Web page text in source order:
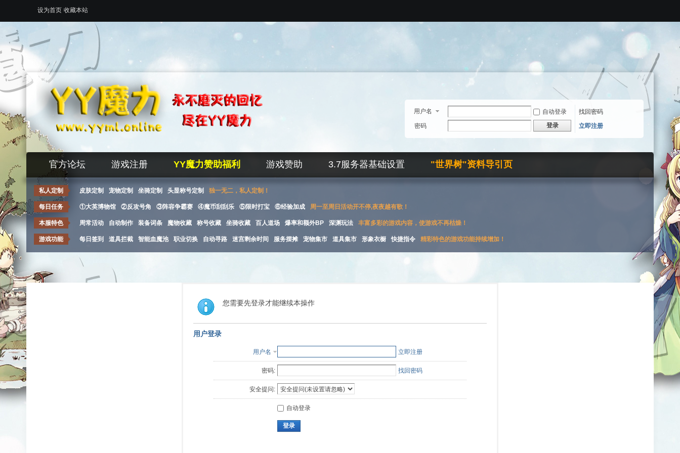
设为首页 收藏本站
用户名 自动登录
找回密码
密码
登录 立即注册
官方论坛 游戏注册 YY魔力赞助福利 游戏赞助 3.7服务器基础设置 "世界树"资料导引页
私人定制 皮肤定制 宠物定制 坐骑定制 头显称号定制 独一无二，私人定制！
每日任务 ①大英博物馆 ②反攻号角 ③阵容争霸赛 ④魔币刮刮乐 ⑤限时打宝 ⑥经验加成 周一至周日活动开不停,夜夜越有歌！
本服特色 周常活动 自动制作 装备词条 魔物收藏 称号收藏 坐骑收藏 百人道场 爆率和额外BP 深渊玩法 丰富多彩的游戏内容，使游戏不再枯燥！
游戏功能 每日签到 道具拦截 智能血魔池 职业切换 自动寻路 迷宫剩余时间 服务摆摊 宠物集市 道具集市 形象衣橱 快捷指令 精彩特色的游戏功能持续增加！
您需要先登录才能继续本操作
用户登录
用户名 立即注册
密码: 找回密码
安全提问:
自动登录
登录